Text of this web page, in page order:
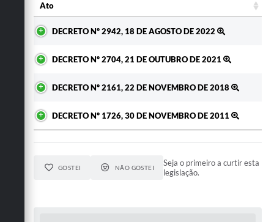
Ato
DECRETO Nº 2942, 18 DE AGOSTO DE 2022
DECRETO Nº 2704, 21 DE OUTUBRO DE 2021
DECRETO Nº 2161, 22 DE NOVEMBRO DE 2018
DECRETO Nº 1726, 30 DE NOVEMBRO DE 2011
GOSTEI NÃO GOSTEI
Seja o primeiro a curtir esta
legislação.